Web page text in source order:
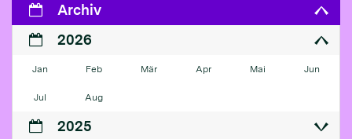
Archiv
2026
Jan Feb Mär Apr Mai Jun
Jul Aug
2025